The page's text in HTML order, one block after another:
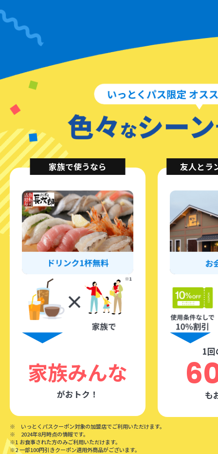
家族で使うなら
家族みんな
がおトク！
友人とラ
1回
も
※ いっとくパスクーポン対象の加盟店でご利用いただけます。
※ 2024年8月時点の情報です。
※1 お食事された方のみご利用いただけます。
※2 一部100円引きクーポン適用外商品がございます。